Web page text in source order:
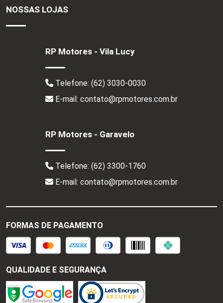
NOSSAS LOJAS
RP Motores - Vila Lucy
Telefone: (62) 3030-0030
E-mail: contato@rpmotores.com.br
RP Motores - Garavelo
Telefone: (62) 3300-1760
E-mail: contato@rpmotores.com.br
FORMAS DE PAGAMENTO
QUALIDADE E SEGURANÇA